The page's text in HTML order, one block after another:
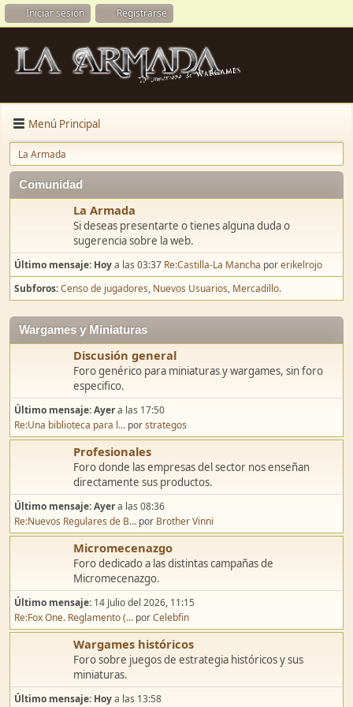
Iniciar sesión Registrarse
Menú Principal
La Armada
Comunidad
La Armada
Si deseas presentarte o tienes alguna duda o
sugerencia sobre la web.
Último mensaje: Hoya las 03:37 Re:Castilla-La Mancha porerikelrojo
Subforos Censo de jugadores Nuevos Usuarios Mercadillo.
Wargames y Miniaturas
Discusión general
Foro genérico para miniaturas y wargames, sin foro
especifico.
Último mensaje:Ayera las 17:50
Re:Una biblioteca para l... porstrategos
Profesionales
Foro donde las empresas del sector nos enseñan
directamente sus productos.
Último mensaje:Ayera las 08:36
Re:Nuevos Regulares de B... por Brother Vinni
Micromecenazgo
Foro dedicado a las distintas campañas de
Micromecenazgo.
Último mensaje: 14 Julio del 2026, 11:15
Re:Fox One. Reglamento (... porCelebfin
Wargames históricos
Foro sobre juegos de estrategia históricos y sus
miniaturas.
Último mensaje: Hoya las 13:58